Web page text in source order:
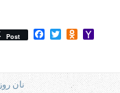
Post Facebook
Twitter
نان